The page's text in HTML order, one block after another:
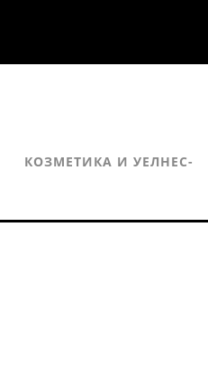
КОЗМЕТИКА И УЕЛНЕС-